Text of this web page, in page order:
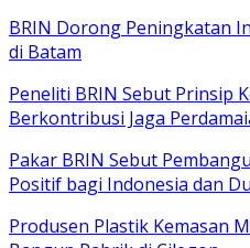
BRIN Dorong Peningkatan
di Batam
Peneliti BRIN Sebut Prinsip
Berkontribusi Jaga
Pakar BRIN Sebut
Positif bagi Indonesia dan
Produsen Plastik Kemasan